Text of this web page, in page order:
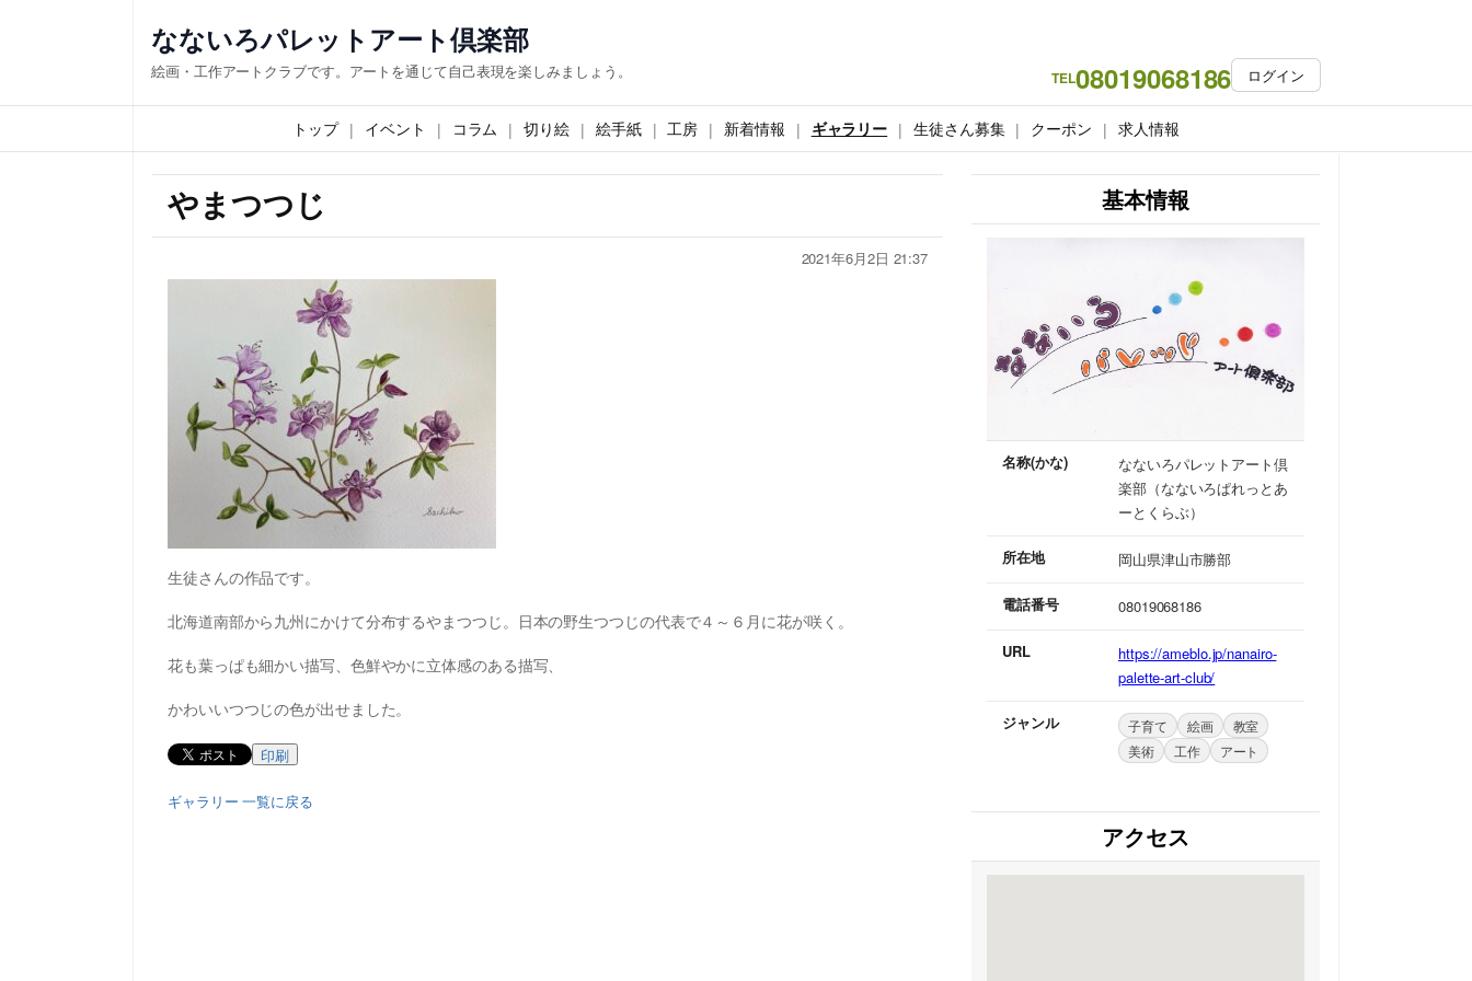
なないろパレットアート倶楽部
絵画・工作アートクラブです。アートを通じて自己表現を楽しみましょう。 TEL08019068186 ログイン
トップ イベント コラム 切り絵 絵手紙 工房 新着情報 ギャラリー 生徒さん募集 クーポン 求人情報
やまつつじ
2021年6月2日 21:37
生徒さんの作品です。
北海道南部から九州にかけて分布するやまつつじ。日本の野生つつじの代表で４～６月に花が咲く。
花も葉っぱも細かい描写、色鮮やかに立体感のある描写、
かわいいつつじの色が出せました。
印刷
ギャラリー 一覧に戻る
基本情報
名称(かな)
なないろパレットアート倶
楽部（なないろぱれっとあ
ーとくらぶ）
所在地 岡山県津山市勝部
電話番号 08019068186
URL
https://ameblo.jp/nanairo-
palette-art-club/
ジャンル 子育て 絵画
教室
美術
工作 アート
アクセス